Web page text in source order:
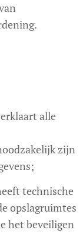
alle
zijn
technische
opslagruimtes
het beveiligen